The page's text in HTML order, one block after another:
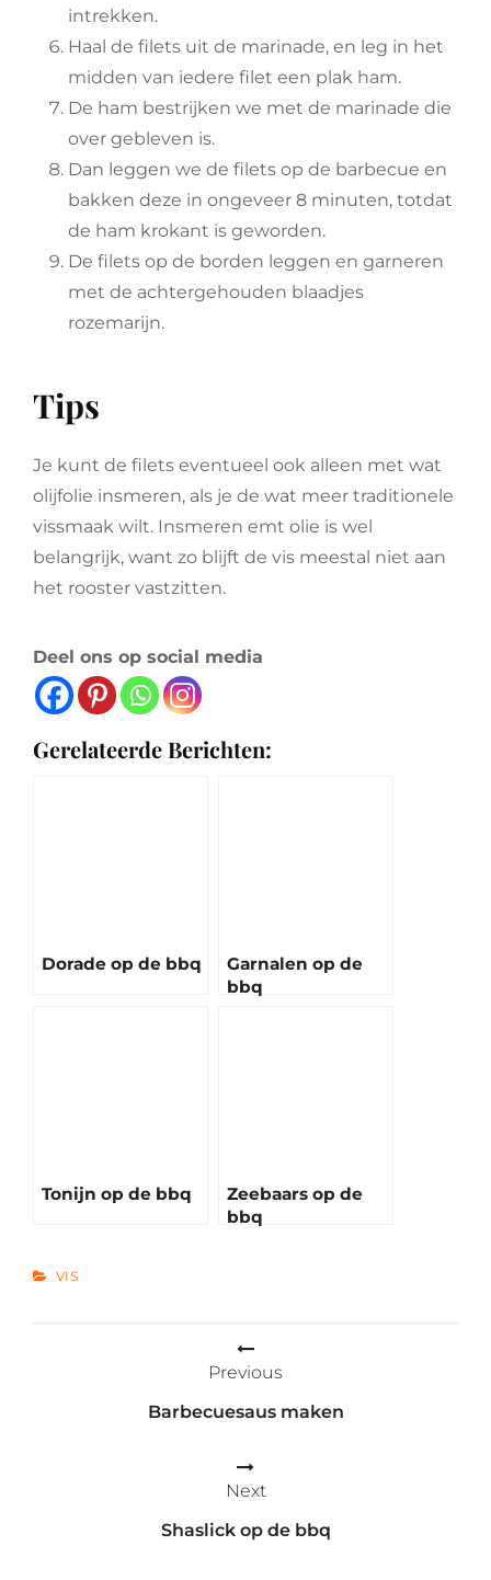
intrekken.
Haal de filets uit de marinade, en leg in het
midden van iedere filet een plak ham.
De ham bestrijken we met de marinade die
over gebleven is.
Dan leggen we de filets op de barbecue en
bakken deze in ongeveer 8 minuten, totdat
de ham krokant is geworden.
De filets op de borden leggen en garneren
met de achtergehouden blaadjes
rozemarijn.
Tips
Je kunt de filets eventueel ook alleen met wat
olijfolie insmeren, als je de wat meer traditionele
vissmaak wilt. Insmeren emt olie is wel
belangrijk, want zo blijft de vis meestal niet aan
het rooster vastzitten.
Deel ons op social media
Gerelateerde Berichten:
Dorade op de bbq
Garnalen op de
bbq
Tonijn op de bbq
Zeebaars op de
bbq
CATEGORIES
VIS
Previous
Barbecuesaus maken
Next
Shaslick op de bbq